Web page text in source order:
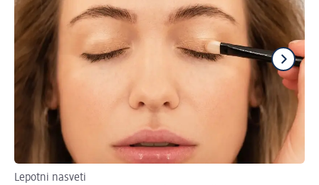
Lepotni nasveti